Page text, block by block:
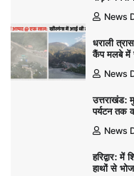
News
धराली
कैंप मलबे में
News
उत्तराखंड:
पर्यटन तक
News
हरिद्वार: में
हाथों से